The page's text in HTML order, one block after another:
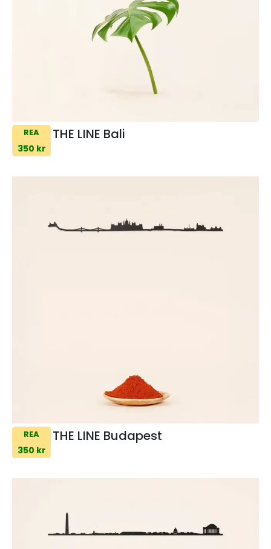
REA
350 kr
THE LINE Bali
REA
350 kr
THE LINE Budapest